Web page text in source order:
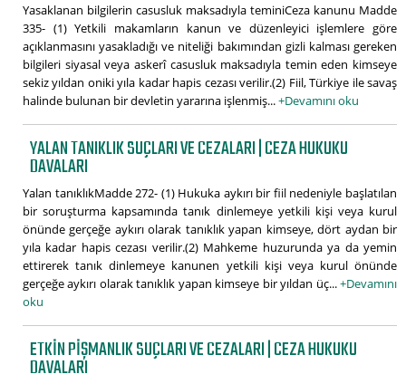
Yasaklanan bilgilerin casusluk maksadıyla teminiCeza kanunu Madde
335- (1) Yetkili makamların kanun ve düzenleyici işlemlere göre
açıklanmasını yasakladığı ve niteliği bakımından gizli kalması gereken
bilgileri siyasal veya askerî casusluk maksadıyla temin eden kimseye
sekiz yıldan oniki yıla kadar hapis cezası verilir.(2) Fiil, Türkiye ile savaş
halinde bulunan bir devletin yararına işlenmiş...+Devamını oku
YALAN TANIKLIK SUÇLARI VE CEZALARI | CEZA HUKUKU
DAVALARI
Yalan tanıklıkMadde 272- (1) Hukuka aykırı bir fiil nedeniyle başlatılan
bir soruşturma kapsamında tanık dinlemeye yetkili kişi veya kurul
önünde gerçeğe aykırı olarak tanıklık yapan kimseye, dört aydan bir
yıla kadar hapis cezası verilir.(2) Mahkeme huzurunda ya da yemin
ettirerek tanık dinlemeye kanunen yetkili kişi veya kurul önünde
gerçeğe aykırı olarak tanıklık yapan kimseye bir yıldan üç...+Devamını
oku
ETKIN PIŞMANLIK SUÇLARI VE CEZALARI | CEZA HUKUKU
DAVALARI